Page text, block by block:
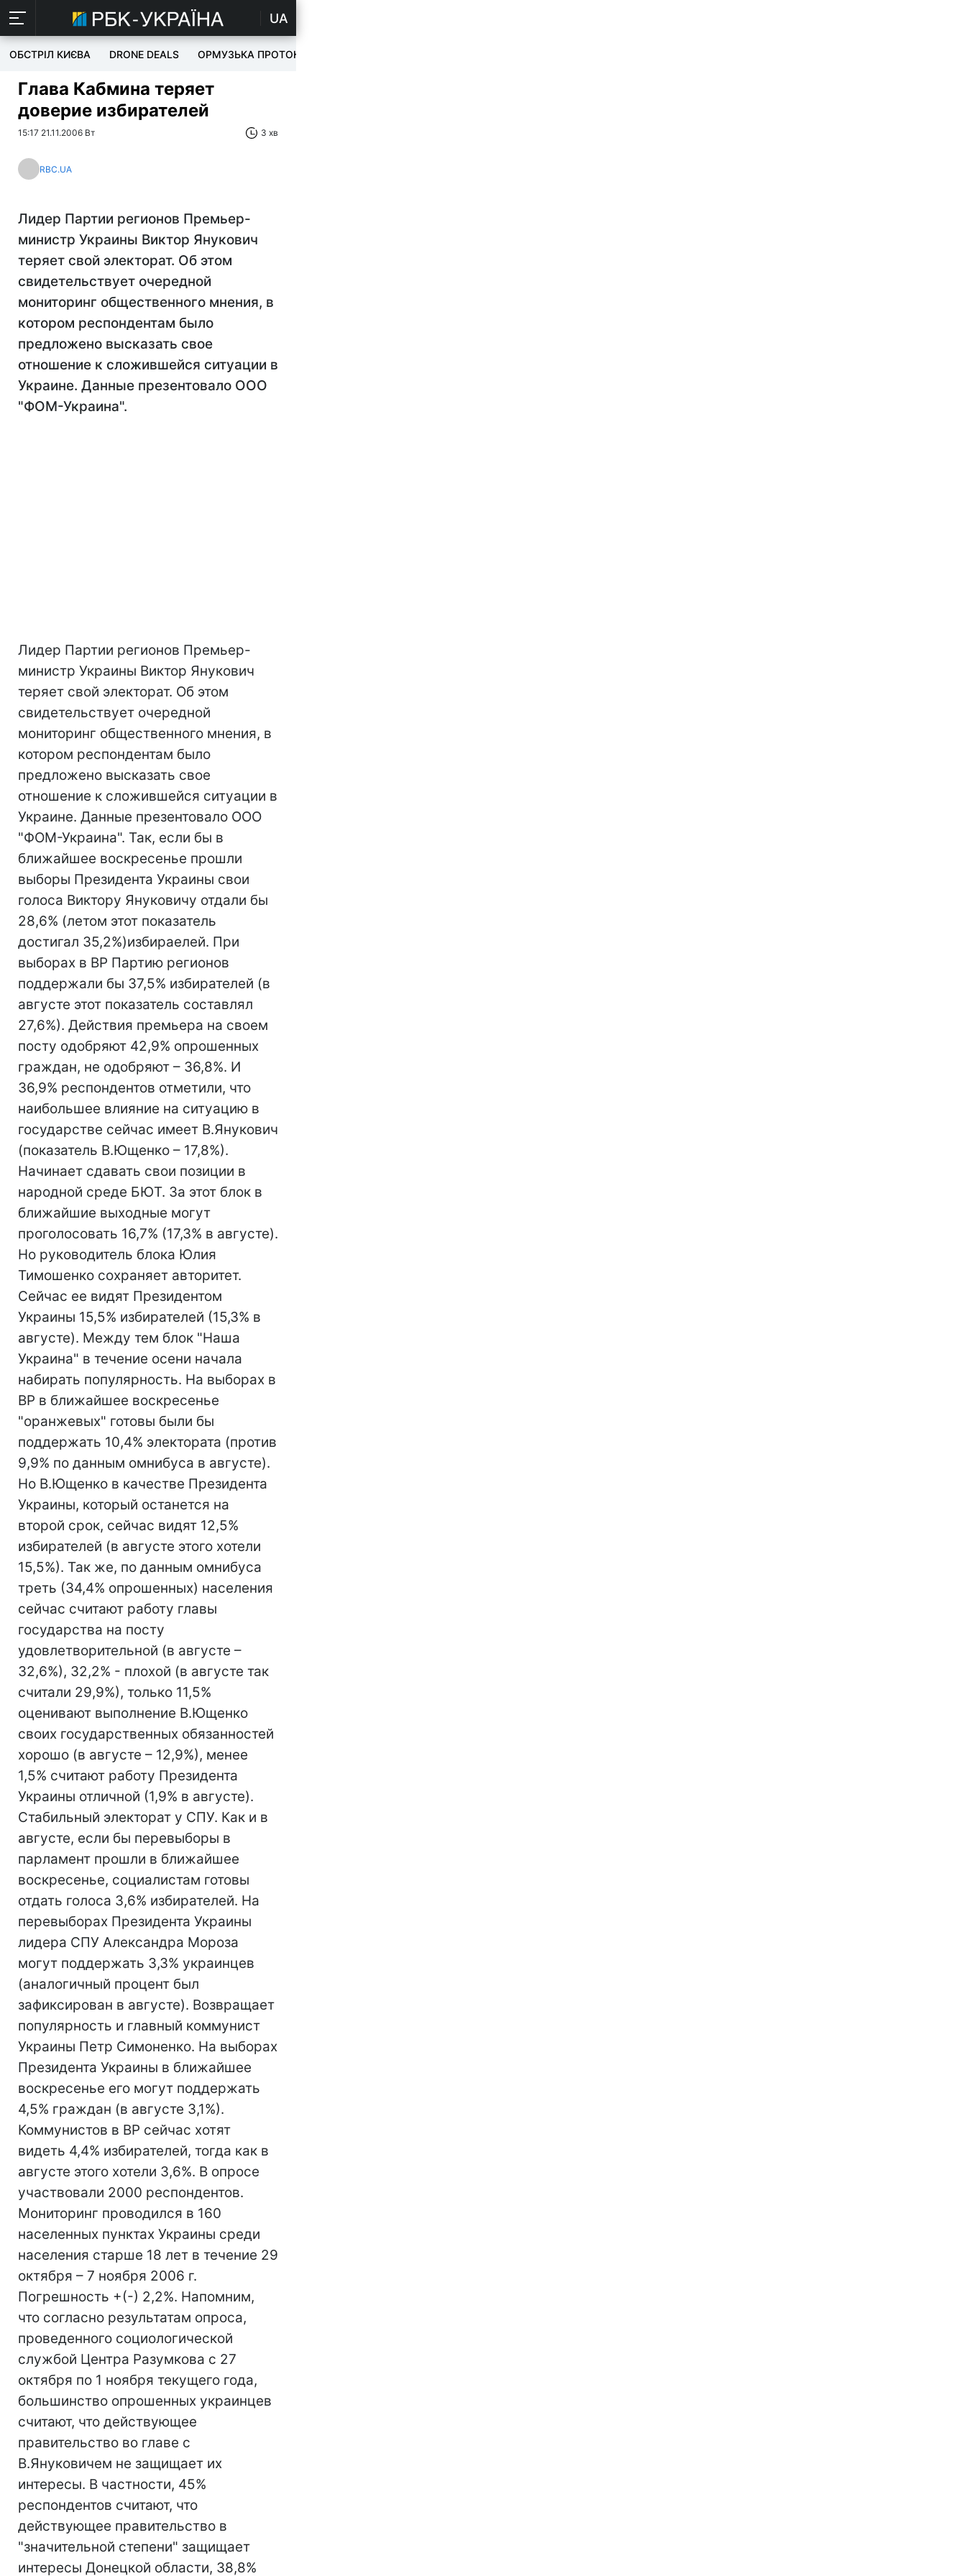
UA
ОБСТРІЛ КИЄВА DRONE DEALS ОРМУЗЬКА ПРОТОКА
Глава Кабмина теряет
доверие избирателей
15:17 21.11.2006 Вт 3 хв
RBC.UA
Лидер Партии регионов Премьер-
министр Украины Виктор Янукович
теряет свой электорат. Об этом
свидетельствует очередной
мониторинг общественного мнения, в
котором респондентам было
предложено высказать свое
отношение к сложившейся ситуации в
Украине. Данные презентовало ООО
"ФОМ-Украина".
Лидер Партии регионов Премьер-
министр Украины Виктор Янукович
теряет свой электорат. Об этом
свидетельствует очередной
мониторинг общественного мнения, в
котором респондентам было
предложено высказать свое
отношение к сложившейся ситуации в
Украине. Данные презентовало ООО
"ФОМ-Украина". Так, если бы в
ближайшее воскресенье прошли
выборы Президента Украины свои
голоса Виктору Януковичу отдали бы
28,6% (летом этот показатель
достигал 35,2%)избираелей. При
выборах в ВР Партию регионов
поддержали бы 37,5% избирателей (в
августе этот показатель составлял
27,6%). Действия премьера на своем
посту одобряют 42,9% опрошенных
граждан, не одобряют – 36,8%. И
36,9% респондентов отметили, что
наибольшее влияние на ситуацию в
государстве сейчас имеет В.Янукович
(показатель В.Ющенко – 17,8%).
Начинает сдавать свои позиции в
народной среде БЮТ. За этот блок в
ближайшие выходные могут
проголосовать 16,7% (17,3% в августе).
Но руководитель блока Юлия
Тимошенко сохраняет авторитет.
Сейчас ее видят Президентом
Украины 15,5% избирателей (15,3% в
августе). Между тем блок "Наша
Украина" в течение осени начала
набирать популярность. На выборах в
ВР в ближайшее воскресенье
"оранжевых" готовы были бы
поддержать 10,4% электората (против
9,9% по данным омнибуса в августе).
Но В.Ющенко в качестве Президента
Украины, который останется на
второй срок, сейчас видят 12,5%
избирателей (в августе этого хотели
15,5%). Так же, по данным омнибуса
треть (34,4% опрошенных) населения
сейчас считают работу главы
государства на посту
удовлетворительной (в августе –
32,6%), 32,2% - плохой (в августе так
считали 29,9%), только 11,5%
оценивают выполнение В.Ющенко
своих государственных обязанностей
хорошо (в августе – 12,9%), менее
1,5% считают работу Президента
Украины отличной (1,9% в августе).
Стабильный электорат у СПУ. Как и в
августе, если бы перевыборы в
парламент прошли в ближайшее
воскресенье, социалистам готовы
отдать голоса 3,6% избирателей. На
перевыборах Президента Украины
лидера СПУ Александра Мороза
могут поддержать 3,3% украинцев
(аналогичный процент был
зафиксирован в августе). Возвращает
популярность и главный коммунист
Украины Петр Симоненко. На выборах
Президента Украины в ближайшее
воскресенье его могут поддержать
4,5% граждан (в августе 3,1%).
Коммунистов в ВР сейчас хотят
видеть 4,4% избирателей, тогда как в
августе этого хотели 3,6%. В опросе
участвовали 2000 респондентов.
Мониторинг проводился в 160
населенных пунктах Украины среди
населения старше 18 лет в течение 29
октября – 7 ноября 2006 г.
Погрешность +(-) 2,2%. Напомним,
что согласно результатам опроса,
проведенного социологической
службой Центра Разумкова с 27
октября по 1 ноября текущего года,
большинство опрошенных украинцев
считают, что действующее
правительство во главе с
В.Януковичем не защищает их
интересы. В частности, 45%
респондентов считают, что
действующее правительство в
"значительной степени" защищает
интересы Донецкой области, 38,8%